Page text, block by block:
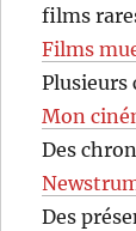
films
Films
Plusieurs
Mon
Des
Des